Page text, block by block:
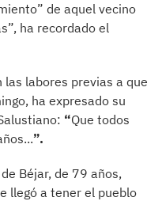
de aquel vecino
ha recordado el
las labores previas a que
ha expresado su
“Que todos
”.
Béjar, de 79 años,
llegó a tener el pueblo